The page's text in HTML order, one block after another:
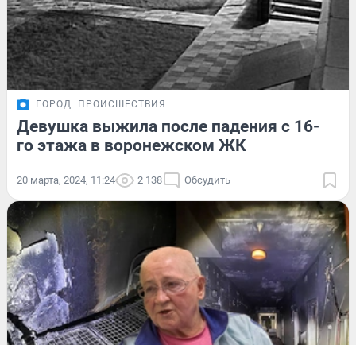
ГОРОД ПРОИСШЕСТВИЯ
Девушка выжила после падения с 16-
го этажа в воронежском ЖК
20 марта, 2024, 11:24 2 138 Обсудить